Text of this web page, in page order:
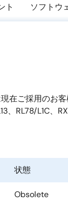
ト ソフトウ
在ご採用のお
RL78/L1C、
状態
Obsolete